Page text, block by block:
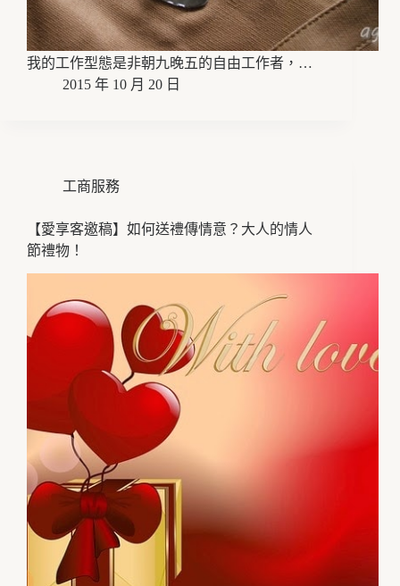
我的工作型態是非朝九晚五的自由工作者，…
2015 年 10 月 20 日
工商服務
【愛享客邀稿】如何送禮傳情意？大人的情人
節禮物！